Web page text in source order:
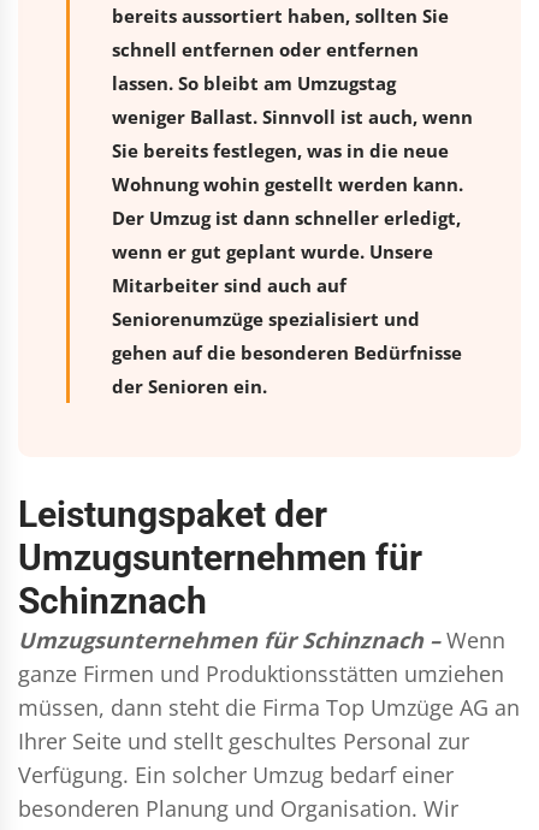
bereits aussortiert haben, sollten Sie
schnell entfernen oder entfernen
lassen. So bleibt am Umzugstag
weniger Ballast. Sinnvoll ist auch, wenn
Sie bereits festlegen, was in die neue
Wohnung wohin gestellt werden kann.
Der Umzug ist dann schneller erledigt,
wenn er gut geplant wurde. Unsere
Mitarbeiter sind auch auf
Seniorenumzüge spezialisiert und
gehen auf die besonderen Bedürfnisse
der Senioren ein.
Leistungspaket der
Umzugsunternehmen für
Schinznach
Umzugsunternehmen für Schinznach – Wenn
ganze Firmen und Produktionsstätten umziehen
müssen, dann steht die Firma Top Umzüge AG an
Ihrer Seite und stellt geschultes Personal zur
Verfügung. Ein solcher Umzug bedarf einer
besonderen Planung und Organisation. Wir